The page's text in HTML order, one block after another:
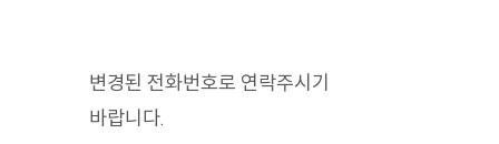
변경된 전화번호로 연락주시기
바랍니다.